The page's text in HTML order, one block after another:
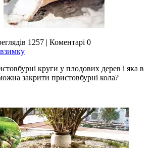
1257 | Коментарі 0
круги у плодових дерев і яка в
закрити пристовбурні кола?